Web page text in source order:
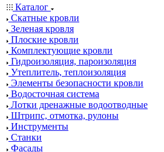
Каталог
Скатные кровли
Зеленая кровля
Плоские кровли
Комплектующие кровли
Гидроизоляция, пароизоляция
Утеплитель, теплоизоляция
Элементы безопасности кровли
Водосточная система
Лотки дренажные водоотводные
Штрипс, отмотка, рулоны
Инструменты
Станки
Фасады